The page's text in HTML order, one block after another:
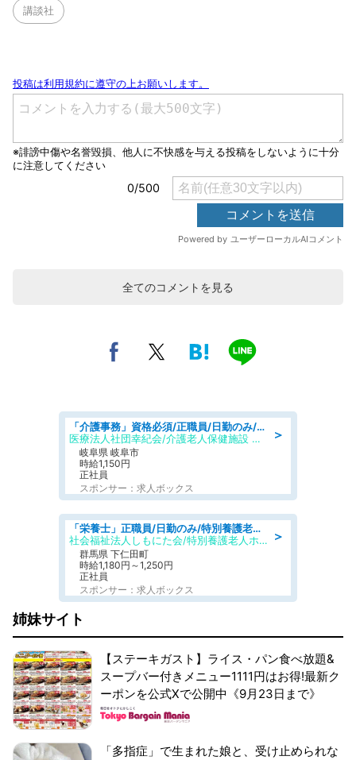
講談社
全てのコメントを見る
＞
「介護事務」資格必須/正職員/日勤のみ/介護老人保健施設
医療法人社団幸紀会/介護老人保健施設 グリーンビラ安江
岐阜県 岐阜市
時給1,150円
正社員
スポンサー：求人ボックス
＞
「栄養士」正職員/日勤のみ/特別養護老人ホーム
社会福祉法人しもにた会/特別養護老人ホーム かぶらの里
群馬県 下仁田町
時給1,180円～1,250円
正社員
スポンサー：求人ボックス
姉妹サイト
【ステーキガスト】ライス・パン食べ放題&
スープバー付きメニュー1111円はお得!最新ク
ーポンを公式Xで公開中《9月23日まで》
「多指症」で生まれた娘と、受け止められな